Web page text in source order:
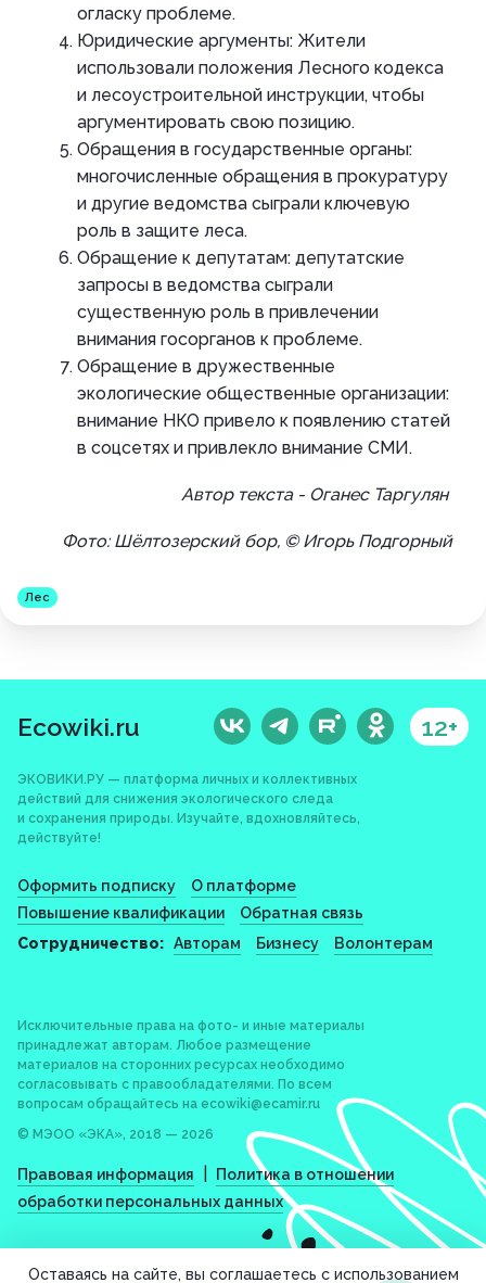
огласку проблеме.
Юридические аргументы: Жители
использовали положения Лесного кодекса
и лесоустроительной инструкции, чтобы
аргументировать свою позицию.
Обращения в государственные органы:
многочисленные обращения в прокуратуру
и другие ведомства сыграли ключевую
роль в защите леса.
Обращение к депутатам: депутатские
запросы в ведомства сыграли
существенную роль в привлечении
внимания госорганов к проблеме.
Обращение в дружественные
экологические общественные организации:
внимание НКО привело к появлению статей
в соцсетях и привлекло внимание СМИ.
Автор текста - Оганес Таргулян
Фото: Шёлтозерский бор, © Игорь Подгорный
Лес
Ecowiki.ru 12+
ЭКОВИКИ.РУ — платформа личных и коллективных
действий для снижения экологического следа
и сохранения природы. Изучайте, вдохновляйтесь,
действуйте!
Оформить подписку
О платформе
Повышение квалификации
Обратная связь
Сотрудничество: Авторам Бизнесу Волонтерам
Исключительные права на фото- и иные материалы
принадлежат авторам. Любое размещение
материалов на сторонних ресурсах необходимо
согласовывать с правообладателями. По всем
вопросам обращайтесь на ecowiki@ecamir.ru
© МЭОО «ЭКА», 2018 — 2026
Правовая информация
Политика в отношении
обработки персональных данных
Оставаясь на сайте, вы соглашаетесь с использованием